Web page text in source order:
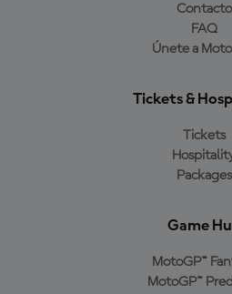
Contacto
FAQ
Únete a
Tickets &
Tickets
Packages
Game
MotoGP™
MotoGP™